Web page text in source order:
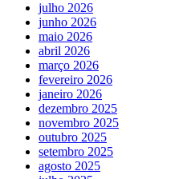
julho 2026
junho 2026
maio 2026
abril 2026
março 2026
fevereiro 2026
janeiro 2026
dezembro 2025
novembro 2025
outubro 2025
setembro 2025
agosto 2025